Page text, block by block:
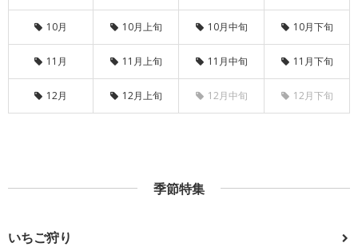
10月 10月上旬 10月中旬 10月下旬
11月 11月上旬 11月中旬 11月下旬
12月 12月上旬 12月中旬 12月下旬
季節特集
いちご狩り